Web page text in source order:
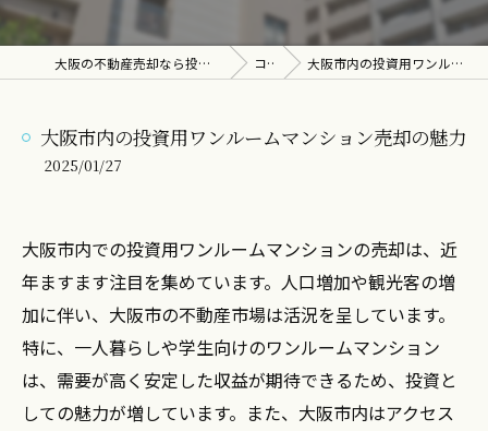
大阪の不動産売却なら投資不動産・売却相談センター コラム 大阪市内の投資用ワンルームマンション売却の魅力
大阪市内の投資用ワンルームマンション売却の魅力
2025/01/27
大阪市内での投資用ワンルームマンションの売却は、近
年ますます注目を集めています。人口増加や観光客の増
加に伴い、大阪市の不動産市場は活況を呈しています。
特に、一人暮らしや学生向けのワンルームマンション
は、需要が高く安定した収益が期待できるため、投資と
しての魅力が増しています。また、大阪市内はアクセス